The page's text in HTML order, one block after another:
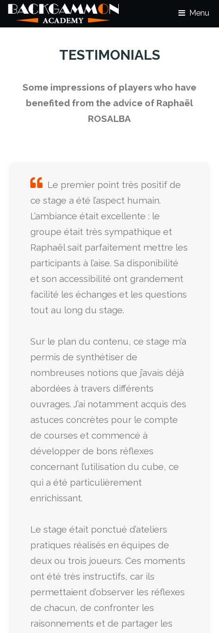
Menu
TESTIMONIALS
Some impressions of players who have
benefited from the advice of Raphaël
ROSALBA
Le premier point très positif de
ce stage a été l’aspect humain.
L’ambiance était excellente : le
groupe était très sympathique et
Raphaël sait parfaitement mettre les
participants à l’aise. Sa disponibilité
et son accessibilité ont grandement
facilité les échanges et les questions
tout au long du stage.
Sur le plan du contenu, ce stage m’a
permis de synthétiser de
nombreuses notions que j’avais déjà
abordées à travers différents
ouvrages. J’ai notamment acquis des
astuces concrètes pour le compte
de courses et commencé à
développer de bons réflexes
concernant l’utilisation du cube, ce
qui a été particulièrement
enrichissant.
Le stage était ponctué d’ateliers
pratiques réalisés en équipes de
deux ou trois joueurs. Ces moments
ont été très instructifs, car ils
permettaient d’observer les réflexes
de chacun, de confronter les
raisonnements et de partager les